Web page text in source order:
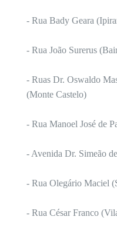
- Rua Bady Geara
- Rua João Surerus
- Ruas Dr. Oswaldo
(Monte Castelo)
- Rua Manoel José de
- Avenida Dr. Simeão
- Rua Olegário Maciel
- Rua César Franco